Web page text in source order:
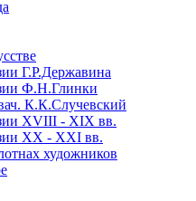
Г.Р.Державина
Ф.Н.Глинки
К.К.Случевский
XVIII - XIX вв.
XX - XXI вв.
художников